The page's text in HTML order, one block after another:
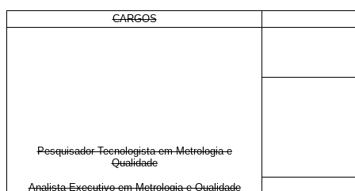
CARGOS
Pesquisador-Tecnologista em Metrologia e
Qualidade
Analista Executivo em Metrologia e Qualidade